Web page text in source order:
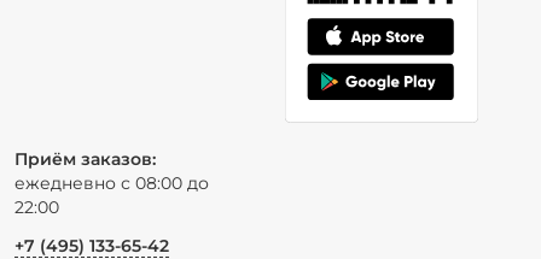
Приём заказов:
ежедневно с 08:00 до
22:00
+7 (495) 133-65-42